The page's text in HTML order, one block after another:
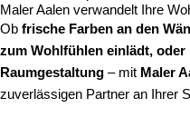
Maler Aalen verwandelt Ihre
Ob frische Farben an den
zum Wohlfühlen einlädt, oder
Raumgestaltung – mit Maler
zuverlässigen Partner an Ihrer